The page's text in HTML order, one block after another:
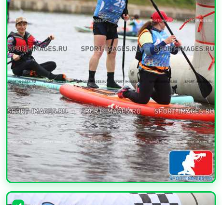
УВЕЛИЧИТЬ